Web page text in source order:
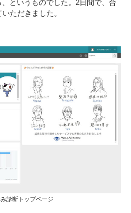
というものでした。2日間で、合
ただきました。
診断トップページ